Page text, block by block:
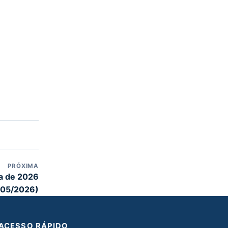
PRÓXIMA
de 2026
2026)
RÁPIDO